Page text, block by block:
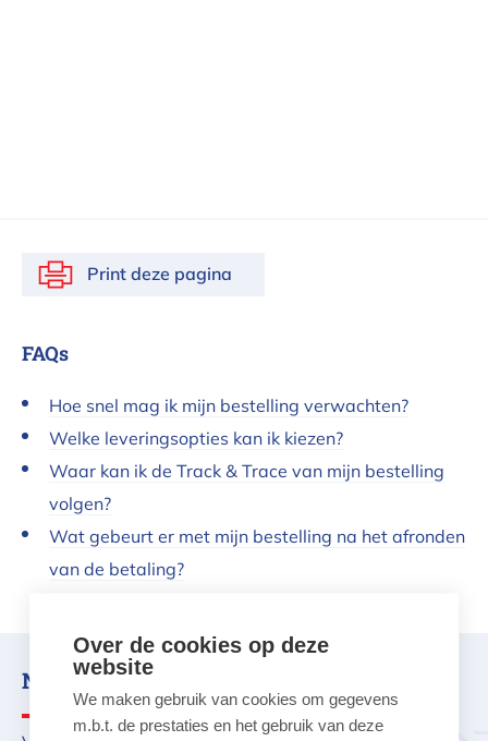
voor voornamelijk alledaagse producten. De
Print deze pagina
FAQs
Hoe snel mag ik mijn bestelling verwachten?
Welke leveringsopties kan ik kiezen?
Waar kan ik de Track & Trace van mijn bestelling
volgen?
Wat gebeurt er met mijn bestelling na het afronden
van de betaling?
Nood aan advies?
Over de cookies op deze
website
We maken gebruik van cookies om gegevens
m.b.t. de prestaties en het gebruik van deze